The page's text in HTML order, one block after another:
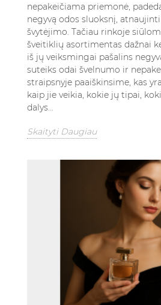
nepakeičiama priemonė,
negyvą odos sluoksnį,
švytėjimo. Tačiau rinkoje
šveitiklių asortimentas dažnai
iš jų veiksmingai pašalins
suteiks odai švelnumo ir
straipsnyje paaiškinsime, kas
kaip jie veikia, kokie jų tipai,
dalys...
Skaityti Daugiau